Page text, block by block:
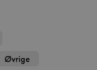
Øvrige